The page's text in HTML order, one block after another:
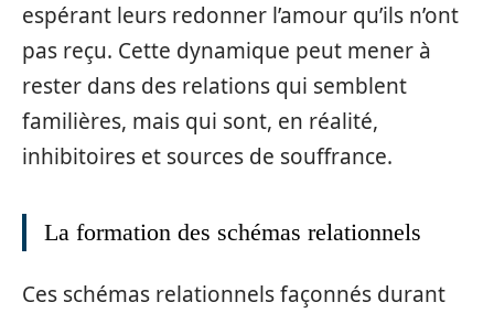
espérant leurs redonner l’amour qu’ils n’ont
pas reçu. Cette dynamique peut mener à
rester dans des relations qui semblent
familières, mais qui sont, en réalité,
inhibitoires et sources de souffrance.
La formation des schémas relationnels
Ces schémas relationnels façonnés durant